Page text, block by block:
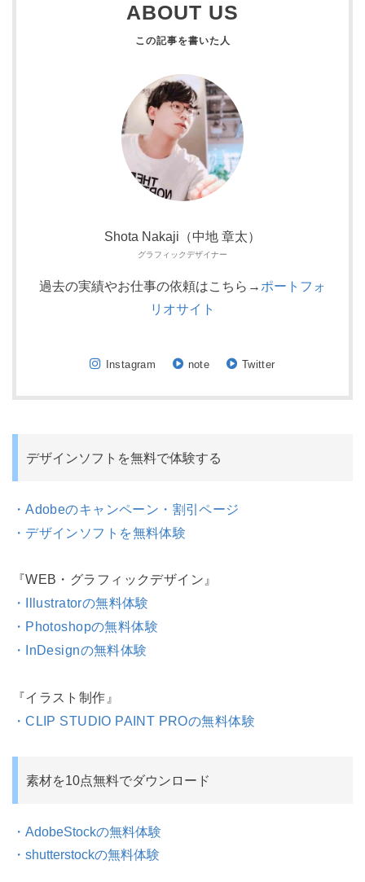
ABOUT US
Shota Nakaji（中地 章太）
グラフィックデザイナー
過去の実績やお仕事の依頼はこちら→ ポートフォ
リオサイト
Instagram note Twitter
デザインソフトを無料で体験する
・Adobeのキャンペーン・割引ページ
・デザインソフトを無料体験
『WEB・グラフィックデザイン』
・Illustratorの無料体験
・Photoshopの無料体験
・InDesignの無料体験
『イラスト制作』
・CLIP STUDIO PAINT PROの無料体験
素材を10点無料でダウンロード
・AdobeStockの無料体験
・shutterstockの無料体験